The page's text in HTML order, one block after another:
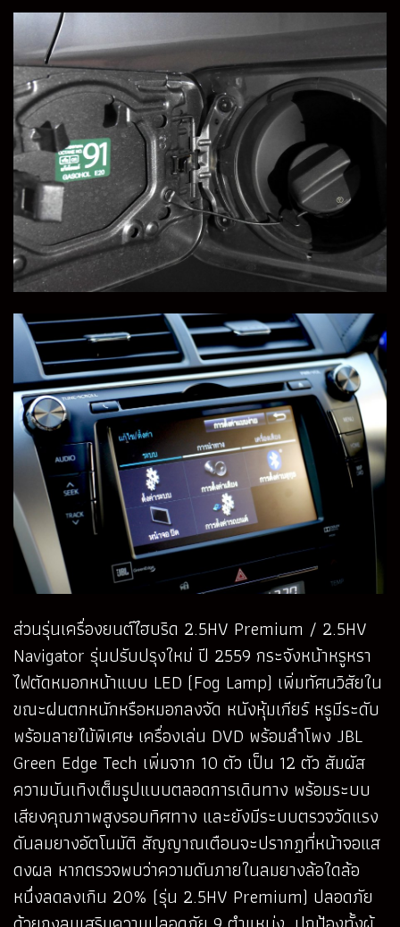
ส่วนรุ่นเครื่องยนต์ไฮบริด 2.5HV Premium / 2.5HV
Navigator รุ่นปรับปรุงใหม่ ปี 2559 กระจังหน้าหรูหรา
ไฟตัดหมอกหน้าแบบ LED (Fog Lamp) เพิ่มทัศนวิสัยใน
ขณะฝนตกหนักหรือหมอกลงจัด หนังหุ้มเกียร์ หรูมีระดับ
พร้อมลายไม้พิเศษ เครื่องเล่น DVD พร้อมลำโพง JBL
Green Edge Tech เพิ่มจาก 10 ตัว เป็น 12 ตัว สัมผัส
ความบันเทิงเต็มรูปแบบตลอดการเดินทาง พร้อมระบบ
เสียงคุณภาพสูงรอบทิศทาง และยังมีระบบตรวจวัดแรง
ดันลมยางอัตโนมัติ สัญญาณเตือนจะปรากฏที่หน้าจอแส
ดงผล หากตรวจพบว่าความดันภายในลมยางล้อใดล้อ
หนึ่งลดลงเกิน 20% (รุ่น 2.5HV Premium) ปลอดภัย